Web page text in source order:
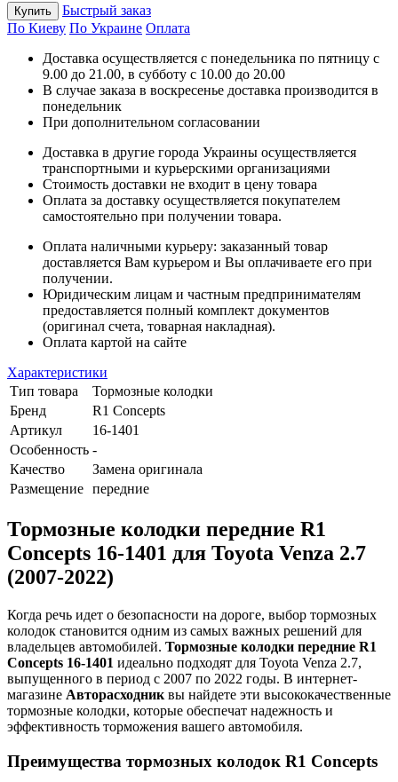
Купить
Быстрый заказ
По Киеву По Украине Оплата
Доставка осуществляется с понедельника по пятницу с
9.00 до 21.00, в субботу с 10.00 до 20.00
В случае заказа в воскресенье доставка производится в
понедельник
При дополнительном согласовании
Доставка в другие города Украины осуществляется
транспортными и курьерскими организациями
Стоимость доставки не входит в цену товара
Оплата за доставку осуществляется покупателем
самостоятельно при получении товара.
Оплата наличными курьеру: заказанный товар
доставляется Вам курьером и Вы оплачиваете его при
получении.
Юридическим лицам и частным предпринимателям
предоставляется полный комплект документов
(оригинал счета, товарная накладная).
Оплата картой на сайте
Характеристики
Тип товара
Тормозные колодки
Бренд
R1 Concepts
Артикул
16-1401
Особенность -
Качество
Замена оригинала
Размещение передние
Тормозные колодки передние R1
Concepts 16-1401 для Toyota Venza 2.7
(2007-2022)
Когда речь идет о безопасности на дороге, выбор тормозных
колодок становится одним из самых важных решений для
владельцев автомобилей. Тормозные колодки передние R1
Concepts 16-1401 идеально подходят для Toyota Venza 2.7,
выпущенного в период с 2007 по 2022 годы. В интернет-
магазине Авторасходник вы найдете эти высококачественные
тормозные колодки, которые обеспечат надежность и
эффективность торможения вашего автомобиля.
Преимущества тормозных колодок R1 Concepts